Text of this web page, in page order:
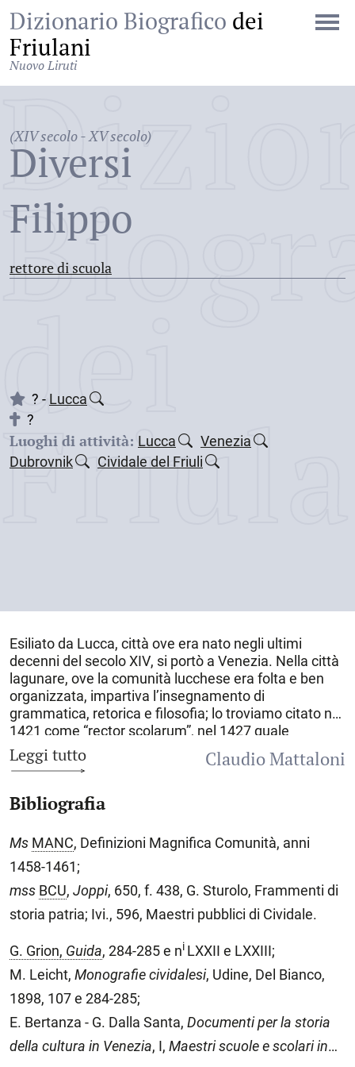
Dizionario Biografico dei
Friulani
Nuovo Liruti
(XIV secolo - XV secolo)
Diversi
Filippo
rettore di scuola
dei
? - Lucca
?
Luoghi di attività: Lucca
Venezia
Dubrovnik
Cividale del Friuli
Esiliato da Lucca, città ove era nato negli ultimi
decenni del secolo XIV, si portò a Venezia. Nella città
lagunare, ove la comunità lucchese era folta e ben
organizzata, impartiva l’insegnamento di
grammatica, retorica e filosofia; lo troviamo citato nel
1421 come “rector scolarum”, nel 1427 quale
“magister”. Nonostante il successivo ritiro e, nel 1431,
la cassazione del decreto di bando pronunciato dai
accettando invece nel 1434 la chiamata al
professorato a Ragusa di Dalmazia (odierna
Dubrovnik ). Durante la sua permanenza, nel 1440,
scrisse per questa Repubblica un’ampiaDescrizione
in prosa, dedicandola al locale Senato. Il D. vi
menzionò l’idioma romanzo autoctono, la «lingua
vetus ragusea», dialetto dell’antico dalmatico che si
andava estinguendo in varie località della Dalmazia
dal secolo XII in poi; compose inoltre tre orazioni, ma
l’attività di scrittore rimase in ogni caso marginale
rispetto a quella didattica. All’offerta di una cattedra
presentata dal consiglio di Lucca nell’ottobre 1441
oppose un rifiuto, avanzando inoltre tre anni dopo, da
Venezia, la richiesta della restituzione dei beni a suo
tempo sequestrati alla famiglia, che aveva
Leggi tutto
Claudio Mattaloni
Bibliografia
Ms MANC, Definizioni Magnifica Comunità, anni
1458-1461;
mss BCU, Joppi, 650, f. 438, G. Sturolo, Frammenti di
storia patria; Ivi., 596, Maestri pubblici di Cividale.
G. Grion, Guida, 284-285 e ni LXXII e LXXIII;
M. Leicht, Monografie cividalesi, Udine, Del Bianco,
1898, 107 e 284-285;
E. Bertanza - G. Dalla Santa, Documenti per la storia
della cultura in Venezia, I, Maestri scuole e scolari in